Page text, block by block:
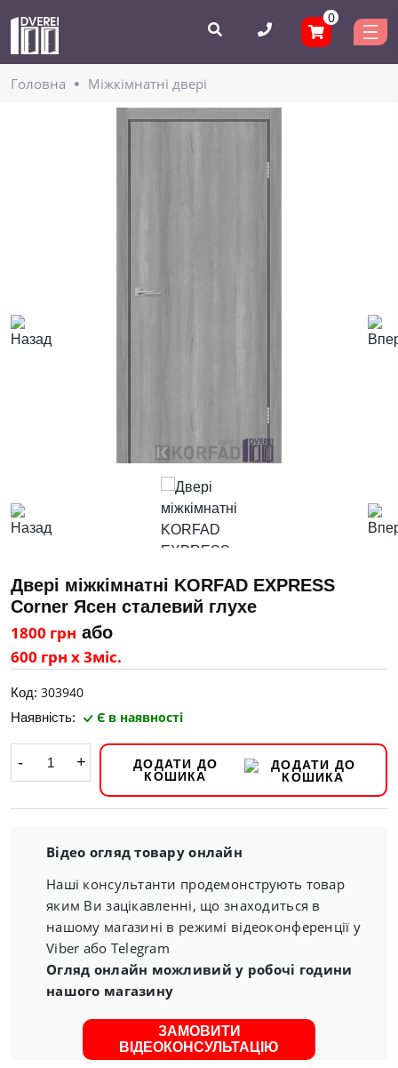
0
Головнa Міжкімнатні двері
Двері міжкімнатні KORFAD EXPRESS
Corner Ясен сталевий глухе
1800 грн або
600 грн х 3міс.
Код: 303940
Наявність: Є в наявності
- +
ДОДАТИ ДО
КОШИКА
Відео огляд товару онлайн
Наші консультанти продемонструють товар
яким Ви зацікавленні, що знаходиться в
нашому магазині в режимі відеоконференції у
Viber або Telegram
Огляд онлайн можливий у робочі години
нашого магазину
ЗАМОВИТИ
ВІДЕОКОНСУЛЬТАЦІЮ